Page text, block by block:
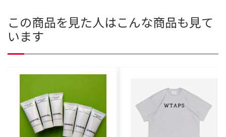
この商品を見た人はこんな商品も見て
います